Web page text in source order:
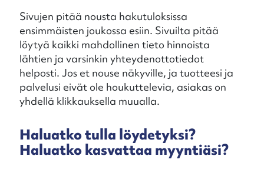
Sivujen pitää nousta hakutuloksissa
ensimmäisten joukossa esiin. Sivuilta pitää
löytyä kaikki mahdollinen tieto hinnoista
lähtien ja varsinkin yhteydenottotiedot
helposti. Jos et nouse näkyville, ja tuotteesi ja
palvelusi eivät ole houkuttelevia, asiakas on
yhdellä klikkauksella muualla.
Haluatko tulla löydetyksi?
Haluatko kasvattaa myyntiäsi?